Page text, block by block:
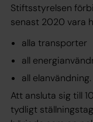
Stiftsstyrelsen
senast 2020 vara
alla transporter
all
all elanvändning.
Att ansluta sig till
tydligt